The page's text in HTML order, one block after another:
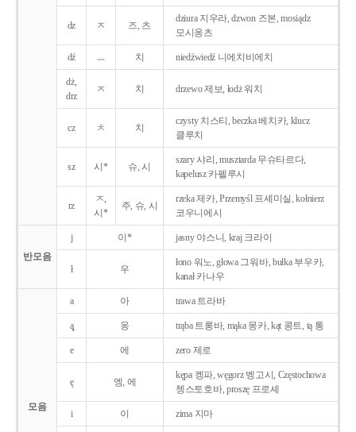
dz ㅈ 즈, 츠
dziura 지우라, dzwon 즈본, mosiądz
모시옹츠
dź ㅡ 치 niedźwiedź 니에치비에치
dż,
drz
ㅈ 치 drzewo 제보, łodż 워치
cz ㅊ 치
czysty 치스티, beczka 베치카, klucz
클루치
sz 시* 슈, 시
szary 샤리, musztarda 무슈타르다,
kapelusz 카펠루시
rz
ㅈ,
시*
주, 슈, 시
rzeka 제카, Przemyśl 프셰미실, kołnierz
코우니에시
반모음
j 이* jasny 야스니, kraj 크라이
ł 우
łono 워노, głowa 그워바, bułka 부우카,
kanał 카나우
모음
a 아 trawa 트라바
ą̨ 옹 trąba 트롱바, mąka 몽카, kąt 콩트, tą 통
e 에 zero 제로
ę 엥, 에
kępa 켕파, węgorz 벵고시, Częstochowa
쳉스토호바, proszę 프로셰
i 이 zima 지마